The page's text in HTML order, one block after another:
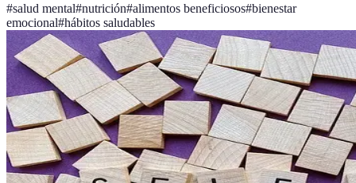
#salud mental#nutrición#alimentos beneficiosos#bienestar
emocional#hábitos saludables